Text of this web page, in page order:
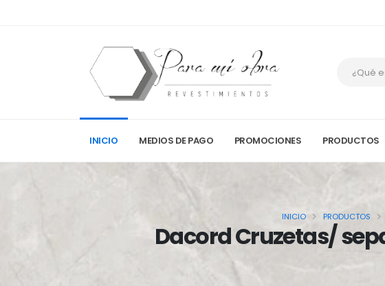
INICIO MEDIOS DE PAGO PROMOCIONES PRODUCTOS
Dacord Cruzetas/
INICIO PRODUCTOS